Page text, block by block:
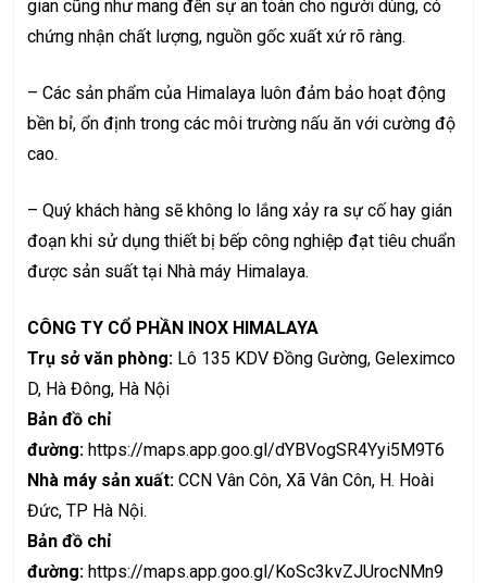
gian cũng như mang đến sự an toàn cho người dùng, có
chứng nhận chất lượng, nguồn gốc xuất xứ rõ ràng.
– Các sản phẩm của Himalaya luôn đảm bảo hoạt động
bền bỉ, ổn định trong các môi trường nấu ăn với cường độ
cao.
– Quý khách hàng sẽ không lo lắng xảy ra sự cố hay gián
đoạn khi sử dụng thiết bị bếp công nghiệp đạt tiêu chuẩn
được sản suất tại Nhà máy Himalaya.
CÔNG TY CỔ PHẦN INOX HIMALAYA
Trụ sở văn phòng: Lô 135 KDV Đồng Gường, Geleximco
D, Hà Đông, Hà Nội
Bản đồ chỉ
đường: https://maps.app.goo.gl/dYBVogSR4Yyi5M9T6
Nhà máy sản xuất: CCN Vân Côn, Xã Vân Côn, H. Hoài
Đức, TP Hà Nội.
Bản đồ chỉ
đường: https://maps.app.goo.gl/KoSc3kvZJUrocNMn9